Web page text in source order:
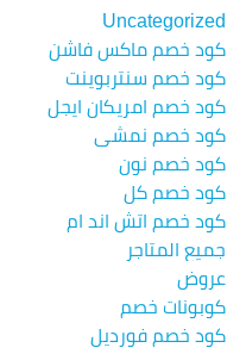
Uncategorized
كود خصم ماكس فاشن
كود خصم سنتربوينت
كود خصم امريكان ايجل
كود خصم نمشي
كود خصم نون
كود خصم كل
كود خصم اتش اند ام
جميع المتاجر
عروض
كوبونات خصم
كود خصم فورديل